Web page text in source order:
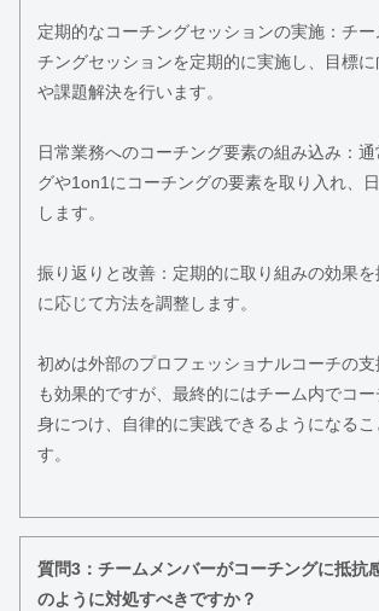
定期的なコーチングセッションの実施：チ
チングセッションを定期的に実施し、目標
や課題解決を行います。
日常業務へのコーチング要素の組み込み：
グや1on1にコーチングの要素を取り入れ、
します。
振り返りと改善：定期的に取り組みの効果
に応じて方法を調整します。
初めは外部のプロフェッショナルコーチの支
も効果的ですが、最終的にはチーム内でコ
身につけ、自律的に実践できるようになる
す。
質問3：チームメンバーがコーチングに抵抗
のように対処すべきですか？